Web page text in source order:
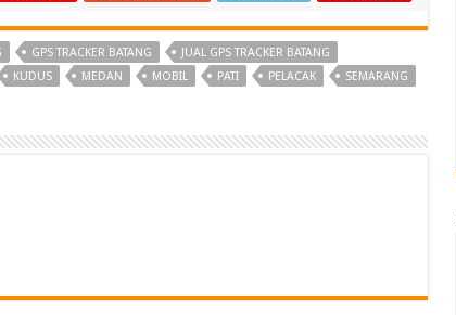
GPS TRACKER BATANG
JUAL GPS TRACKER BATANG
KUDUS MEDAN MOBIL PATI PELACAK SEMARANG